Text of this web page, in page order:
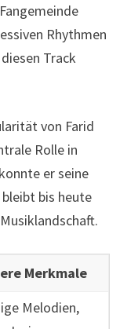
Rhythmen
Track
von Farid
Rolle in
er seine
bis heute
Merkmale
Melodien,